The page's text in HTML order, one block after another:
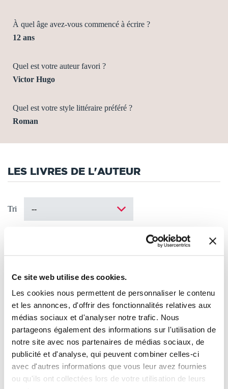
Ce site web utilise des cookies.
Les cookies nous permettent de personnaliser le contenu
et les annonces, d'offrir des fonctionnalités relatives aux
médias sociaux et d'analyser notre trafic. Nous
partageons également des informations sur l'utilisation de
notre site avec nos partenaires de médias sociaux, de
publicité et d'analyse, qui peuvent combiner celles-ci
avec d'autres informations que vous leur avez fournies
ou qu'ils ont collectées lors de votre utilisation de leurs
À quel âge avez-vous commencé à écrire ?
12 ans
Quel est votre auteur favori ?
Victor Hugo
Quel est votre style littéraire préféré ?
Roman
LES LIVRES DE L'AUTEUR
Tri